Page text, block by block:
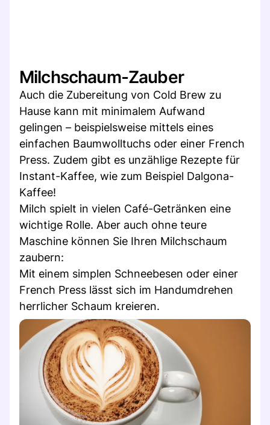
Milchschaum-Zauber
Auch die Zubereitung von Cold Brew zu
Hause kann mit minimalem Aufwand
gelingen – beispielsweise mittels eines
einfachen Baumwolltuchs oder einer French
Press. Zudem gibt es unzählige Rezepte für
Instant-Kaffee, wie zum Beispiel Dalgona-
Kaffee!
Milch spielt in vielen Café-Getränken eine
wichtige Rolle. Aber auch ohne teure
Maschine können Sie Ihren Milchschaum
zaubern:
Mit einem simplen Schneebesen oder einer
French Press lässt sich im Handumdrehen
herrlicher Schaum kreieren.